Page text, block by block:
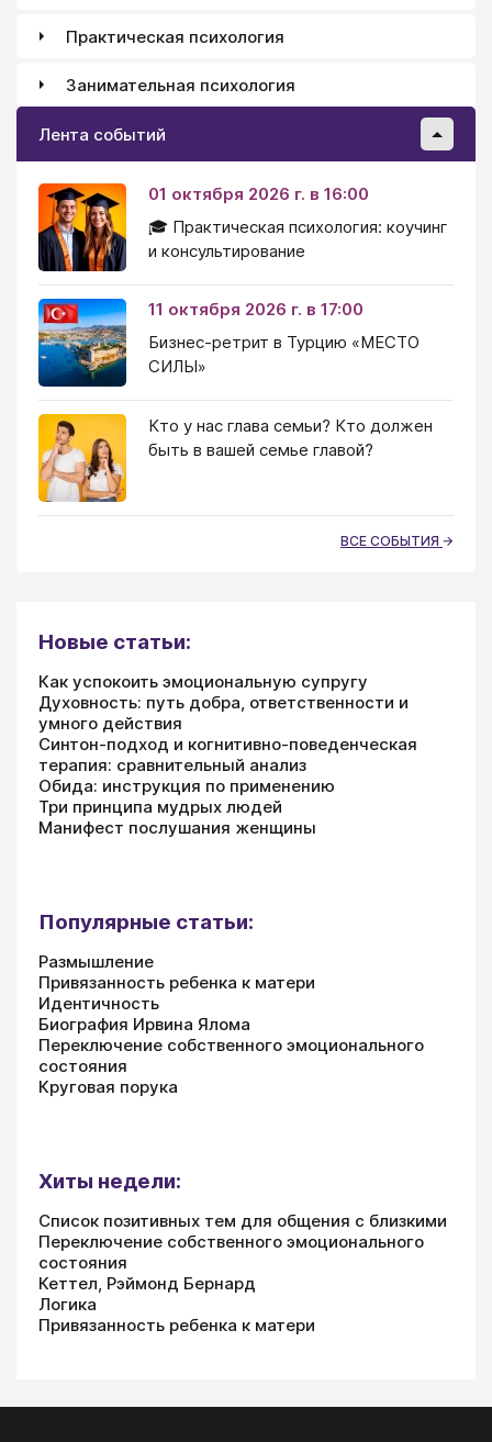
Практическая психология
Занимательная психология
Лента событий
01 октября 2026 г. в 16:00
🎓 Практическая психология: коучинг
и консультирование
11 октября 2026 г. в 17:00
Бизнес-ретрит в Турцию «МЕСТО
СИЛЫ»
Кто у нас глава семьи? Кто должен
быть в вашей семье главой?
ВСЕ СОБЫТИЯ
Новые статьи:
Как успокоить эмоциональную супругу
Духовность: путь добра, ответственности и
умного действия
Синтон-подход и когнитивно-поведенческая
терапия: сравнительный анализ
Обида: инструкция по применению
Три принципа мудрых людей
Манифест послушания женщины
Популярные статьи:
Размышление
Привязанность ребенка к матери
Идентичность
Биография Ирвина Ялома
Переключение собственного эмоционального
состояния
Круговая порука
Хиты недели:
Список позитивных тем для общения с близкими
Переключение собственного эмоционального
состояния
Кеттел, Рэймонд Бернард
Логика
Привязанность ребенка к матери